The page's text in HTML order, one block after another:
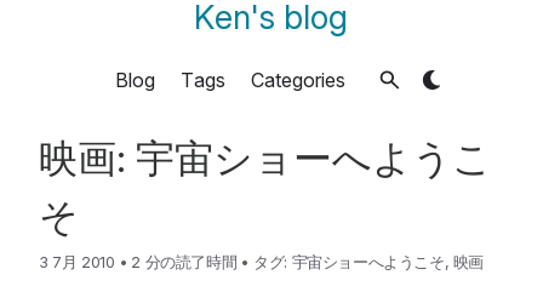
Ken's blog
Blog Tags Categories
映画: 宇宙ショーへようこ
そ
3 7月 2010 • 2 分の読了時間 • タグ: 宇宙ショーへようこそ, 映画